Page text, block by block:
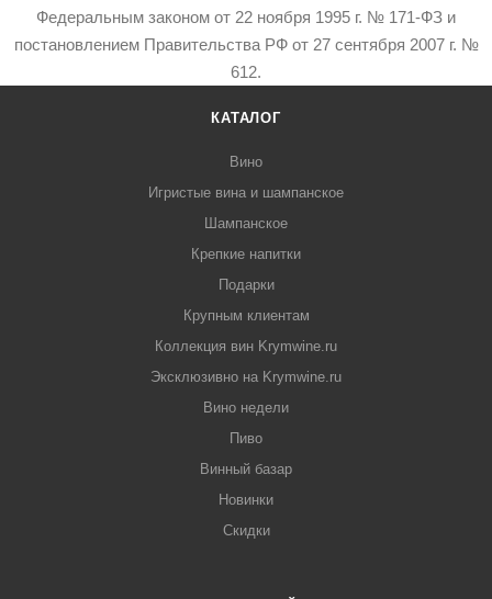
Федеральным законом от 22 ноября 1995 г. № 171-ФЗ и
постановлением Правительства РФ от 27 сентября 2007 г. №
612.
КАТАЛОГ
Вино
Игристые вина и шампанское
Шампанское
Крепкие напитки
Подарки
Крупным клиентам
Коллекция вин Krymwine.ru
Эксклюзивно на Krymwine.ru
Вино недели
Пиво
Винный базар
Новинки
Скидки